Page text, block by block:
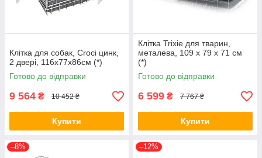
Клітка для собак, Croci цинк,
2 двері, 116х77х86см (*)
Готово до відправки
9 564 ₴ 10 452 ₴
Купити
Клітка Trixie для тварин,
металева, 109 x 79 x 71 см
(*)
Готово до відправки
6 599 ₴ 7 767 ₴
Купити
–8% –12%